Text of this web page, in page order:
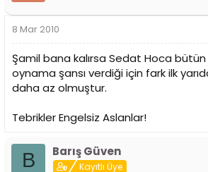
8 Mar 2010
Şamil bana kalırsa Sedat Hoca
oynama şansı verdiği için fark ilk
daha az olmuştur.
Tebrikler Engelsiz Aslanlar!
B Barış Güven
Kayıtlı Üye